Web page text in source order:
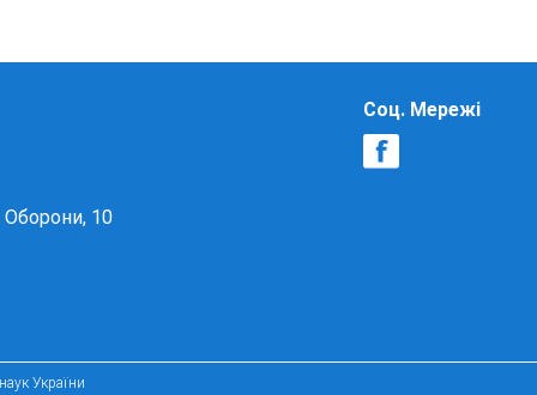
Оборони, 10
Соц. Мережі
України